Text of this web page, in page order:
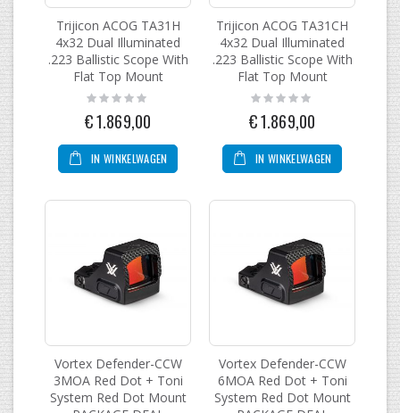
Trijicon ACOG TA31H
4x32 Dual Illuminated
.223 Ballistic Scope With
Flat Top Mount
Rating:
€ 1.869,00
IN WINKELWAGEN
Trijicon ACOG TA31CH
4x32 Dual Illuminated
.223 Ballistic Scope With
Flat Top Mount
Rating:
€ 1.869,00
IN WINKELWAGEN
Vortex Defender-CCW
3MOA Red Dot + Toni
System Red Dot Mount
Vortex Defender-CCW
6MOA Red Dot + Toni
System Red Dot Mount